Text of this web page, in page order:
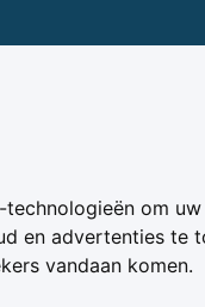
om
en advertenties te
vandaan komen.
Mijn
Werken bij